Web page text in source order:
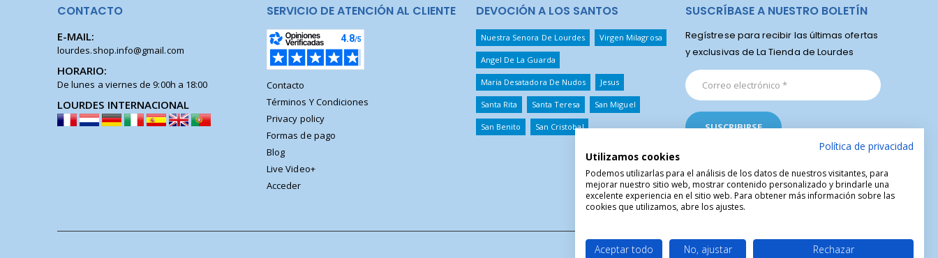
CONTACTO
E-MAIL:
lourdes.shop.info@gmail.com
HORARIO:
De lunes a viernes de 9:00h a 18:00
LOURDES INTERNACIONAL
SERVICIO DE ATENCIÓN AL CLIENTE
Contacto
Términos Y Condiciones
Privacy policy
Formas de pago
Blog
Live Video+
Acceder
DEVOCIÓN A LOS SANTOS
Nuestra Senora De Lourdes Virgen Milagrosa
Angel De La Guarda
Maria Desatadora De Nudos Jesus
Santa Rita Santa Teresa San Miguel
San Benito San Cristobal
SUSCRÍBASE A NUESTRO BOLETÍN
Regístrese para recibir las últimas ofertas
y exclusivas de La Tienda de Lourdes
Política de privacidad
Utilizamos cookies
Podemos utilizarlas para el análisis de los datos de nuestros visitantes, para
mejorar nuestro sitio web, mostrar contenido personalizado y brindarle una
excelente experiencia en el sitio web. Para obtener más información sobre las
cookies que utilizamos, abre los ajustes.
Aceptar todo No, ajustar Rechazar